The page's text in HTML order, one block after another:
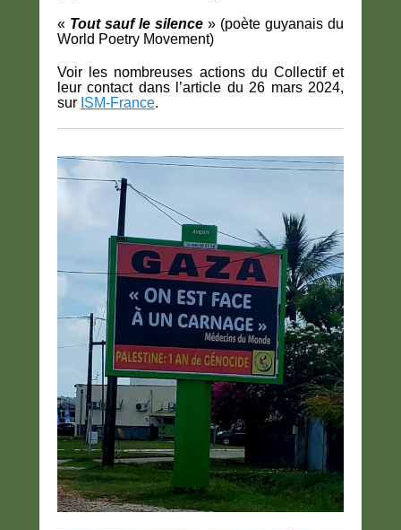
« Tout sauf le silence » (poète guyanais du
World Poetry Movement)
Voir les nombreuses actions du Collectif et
leur contact dans l’article du 26 mars 2024,
sur ISM-France.